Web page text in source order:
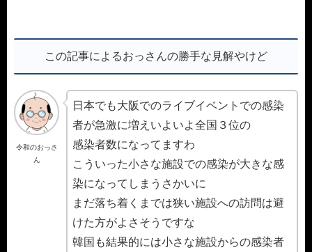
この記事によるおっさんの勝手な見解やけど
令和のおっさ
ん
日本でも大阪でのライブイベントでの感染
者が急激に増えいよいよ全国３位の
感染者数になってますわ
こういった小さな施設での感染が大きな感
染になってしまうさかいに
まだ落ち着くまでは狭い施設への訪問は避
けた方がよさそうですな
韓国も結果的には小さな施設からの感染者